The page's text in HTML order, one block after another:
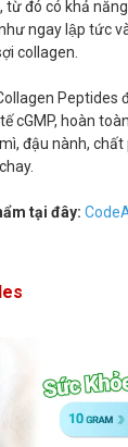
đó có khả
ngay lập tức
collagen.
Peptides
cGMP, hoàn
đậu nành,
tại đây: